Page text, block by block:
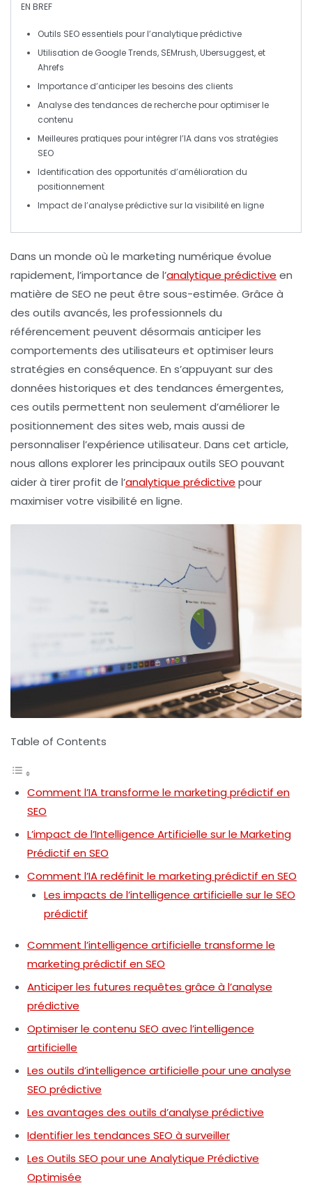
EN BREF
Outils SEO essentiels pour l’analytique prédictive
Utilisation de Google Trends, SEMrush,Ubersuggest, et
Ahrefs
Importance d’anticiper les besoins des clients
Analyse des tendances de recherchepour optimiser le
contenu
Meilleures pratiques pour intégrer l’IA dans vos stratégies
SEO
Identification des opportunités d’amélioration du
positionnement
Impact de l’analyse prédictive sur la visibilité en ligne
Dans un monde où le marketing numérique évolue
rapidement, l’importance de l’analytique prédictive en
matière de SEO ne peut être sous-estimée. Grâce à
des outils avancés, les professionnels du
référencement peuvent désormais anticiper les
comportements des utilisateurs et optimiser leurs
stratégies en conséquence. En s’appuyant sur des
données historiques et des tendances émergentes,
ces outils permettent non seulement d’améliorer le
positionnement des sites web, mais aussi de
personnaliser l’expérience utilisateur. Dans cet article,
nous allons explorer les principauxoutils SEO pouvant
aider à tirer profit de l’analytique prédictive pour
maximiser votre visibilité en ligne.
Table of Contents
Comment l’IA transforme le marketing prédictif en
SEO
L’impact de l’Intelligence Artificielle sur le Marketing
Prédictif en SEO
Comment l’IA redéfinit le marketing prédictif en SEO
Les impacts de l’intelligence artificielle sur le SEO
prédictif
Comment l’intelligence artificielle transforme le
marketing prédictif en SEO
Anticiper les futures requêtes grâce à l’analyse
prédictive
Optimiser le contenu SEO avec l’intelligence
artificielle
Les outils d’intelligence artificielle pour une analyse
SEO prédictive
Les avantages des outils d’analyse prédictive
Identifier les tendances SEO à surveiller
Les Outils SEO pour une Analytique Prédictive
Optimisée